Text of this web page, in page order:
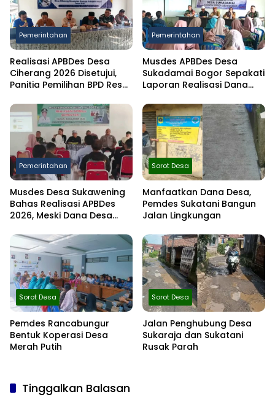
Pemerintahan
Realisasi APBDes Desa
Ciherang 2026 Disetujui,
Panitia Pemilihan BPD Resmi
Pemerintahan
Musdes APBDes Desa
Sukadamai Bogor Sepakati
Laporan Realisasi Dana
Pemerintahan
Musdes Desa Sukawening
Bahas Realisasi APBDes
2026, Meski Dana Desa
Tetap Dibangun
Sorot Desa
Manfaatkan Dana Desa,
Pemdes Sukatani Bangun
Jalan Lingkungan
Sorot Desa
Pemdes Rancabungur
Bentuk Koperasi Desa
Merah Putih
Sorot Desa
Jalan Penghubung Desa
Sukaraja dan Sukatani
Rusak Parah
Tinggalkan Balasan